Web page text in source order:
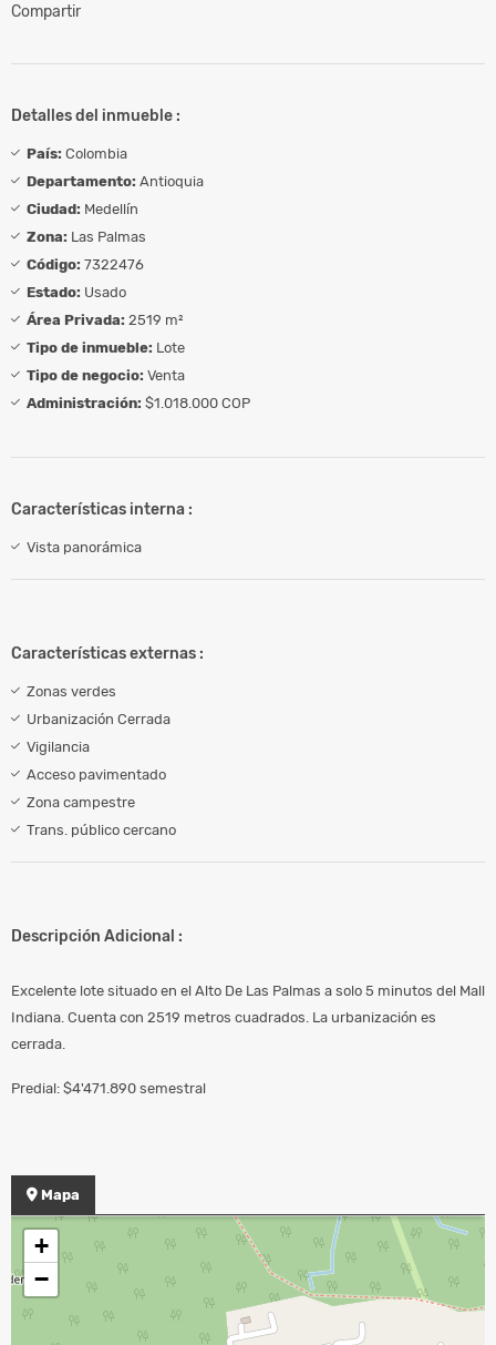
Compartir
Detalles del inmueble :
País: Colombia
Departamento: Antioquia
Ciudad: Medellín
Zona: Las Palmas
Código: 7322476
Estado: Usado
Área Privada: 2519 m²
Tipo de inmueble: Lote
Tipo de negocio: Venta
Administración: $1.018.000 COP
Características interna :
Vista panorámica
Características externas :
Zonas verdes
Urbanización Cerrada
Vigilancia
Acceso pavimentado
Zona campestre
Trans. público cercano
Descripción Adicional :
Excelente lote situado en el Alto De Las Palmas a solo 5 minutos del Mall
Indiana. Cuenta con 2519 metros cuadrados. La urbanización es
cerrada.
Predial: $4'471.890 semestral
Mapa
+
−